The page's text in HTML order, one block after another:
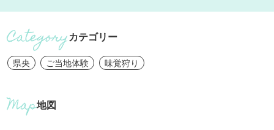
カテゴリー
県央 ご当地体験 味覚狩り
地図